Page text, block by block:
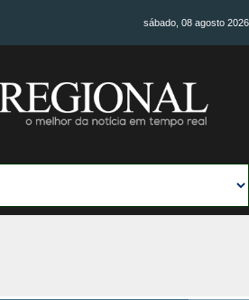
sábado, 08 agosto 2026